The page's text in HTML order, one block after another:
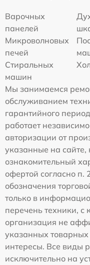
Варочных
панелей
Микроволновых
печей
Стиральных
машин
Мы занимаемся
обслуживанием
гарантийного
работает
авторизации от
указанные на сайте,
ознакомительный
офертой согласно п.
обозначения
только в
перечень техники,
организация не
указанных товарных
интересы. Все виды
исключительно на